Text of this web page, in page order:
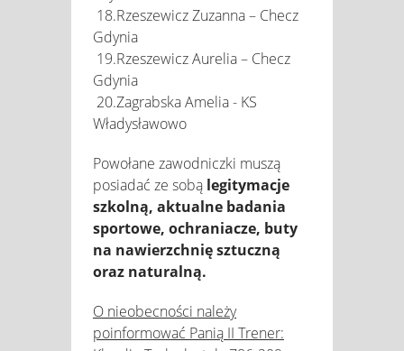
18.Rzeszewicz Zuzanna – Checz
Gdynia
19.Rzeszewicz Aurelia – Checz
Gdynia
20.Zagrabska Amelia - KS
Władysławowo
Powołane zawodniczki muszą
posiadać ze sobą legitymacje
szkolną, aktualne badania
sportowe, ochraniacze, buty
na nawierzchnię sztuczną
oraz naturalną.
O nieobecności należy
poinformować Panią II Trener: